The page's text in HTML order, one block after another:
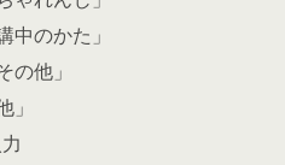
のかた」
他」